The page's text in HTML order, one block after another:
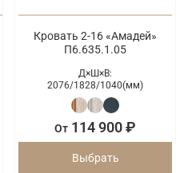
Кровать 2-16 «Амадей»
П6.635.1.05
Д×Ш×В:
2076/1828/1040(мм)
От 114 900 ₽
Выбрать